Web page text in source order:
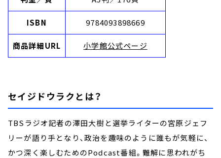
ISBN 9784093898669
商品詳細URL 小学館公式ページ
セイジドウラクとは？
TBSラジオ記者の澤田大樹と選挙ライターの宮原ジェフ
リーが語り手となり、政治を趣味のように誰もが気軽に、
かつ深く楽しむためのPodcast番組。難解に思われがち